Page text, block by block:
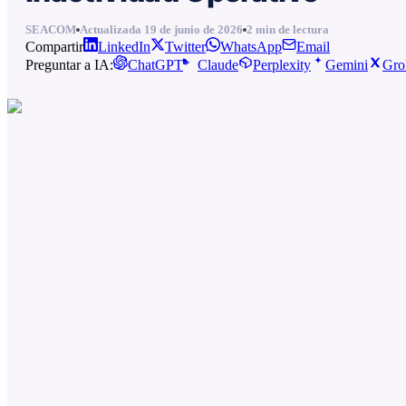
SEACOM Actualizada 19 de junio de 2026 2 min de lectura
Compartir LinkedIn Twitter WhatsApp
Email
Preguntar a IA:
ChatGPT Claude Perplexity Gemini